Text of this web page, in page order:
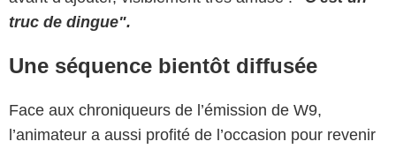
truc de dingue".
Une séquence bientôt diffusée
Face aux chroniqueurs de l’émission de W9,
l’animateur a aussi profité de l’occasion pour revenir